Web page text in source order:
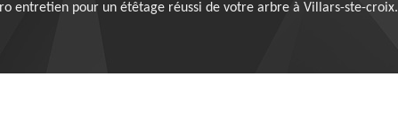
entretien pour un étêtage réussi de votre arbre à Villars-ste-croix.